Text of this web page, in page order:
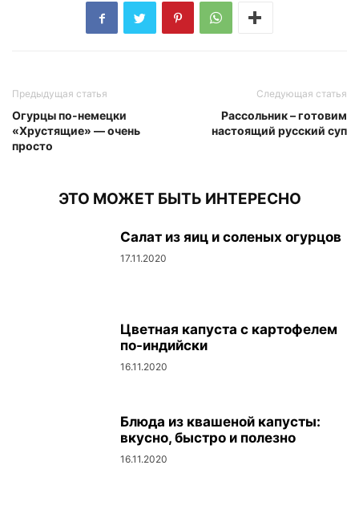
Предыдущая статья
Огурцы по-немецки
«Хрустящие» — очень
просто
Следующая статья
Рассольник – готовим
настоящий русский суп
ЭТО МОЖЕТ БЫТЬ ИНТЕРЕСНО
Салат из яиц и соленых огурцов
17.11.2020
Цветная капуста с картофелем
по-индийски
16.11.2020
Блюда из квашеной капусты:
вкусно, быстро и полезно
16.11.2020